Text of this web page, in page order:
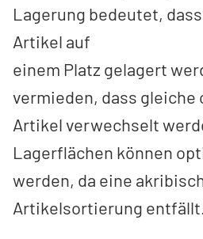
Lagerung bedeutet,
Artikel auf
einem Platz gelagert
vermieden, dass gleiche
Artikel verwechselt
Lagerflächen können
werden, da eine
Artikelsortierung entfällt.